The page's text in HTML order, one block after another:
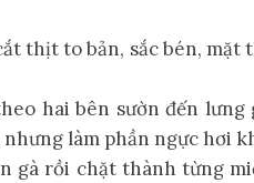
thịt to bản, sắc bén,
hai bên sườn đến
làm phần ngực hơi
gà rồi chặt thành từng